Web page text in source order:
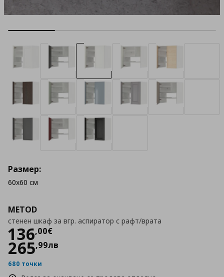
METOD
стенен шкаф за вгр. аспиратор с рафт/врата
136,00€
Цена
265,99лв
680 точки
Размер:
60x60 см